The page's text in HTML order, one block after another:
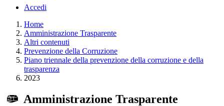
Accedi
Home
Amministrazione Trasparente
Altri contenuti
Prevenzione della Corruzione
Piano triennale della prevenzione della corruzione e della
trasparenza
2023
Amministrazione Trasparente